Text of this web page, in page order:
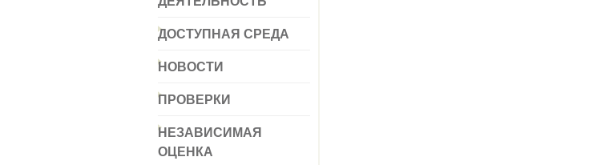
ДОСТУПНАЯ СРЕДА
НОВОСТИ
ПРОВЕРКИ
НЕЗАВИСИМАЯ
ОЦЕНКА